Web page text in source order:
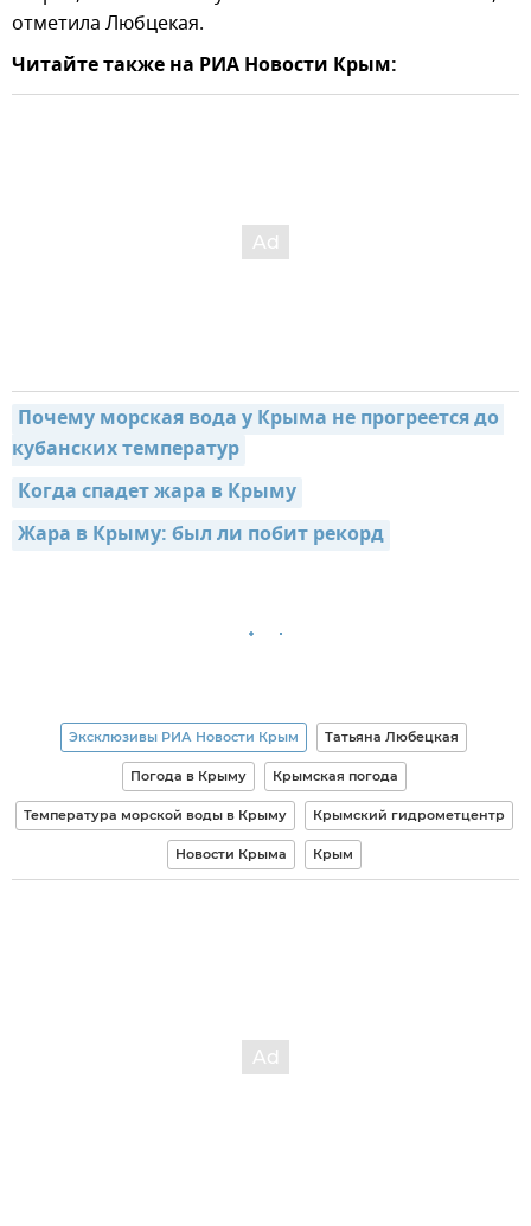
отметила Любцекая.
Читайте также на РИА Новости Крым:
Почему морская вода у Крыма не прогреется до
кубанских температур
Когда спадет жара в Крыму
Жара в Крыму: был ли побит рекорд
Эксклюзивы РИА Новости Крым Татьяна Любецкая
Погода в Крыму Крымская погода
Температура морской воды в Крыму Крымский гидрометцентр
Новости Крыма Крым